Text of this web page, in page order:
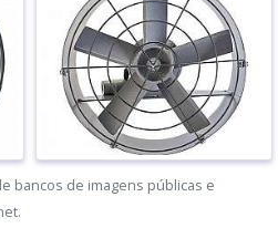
bancos de imagens públicas e